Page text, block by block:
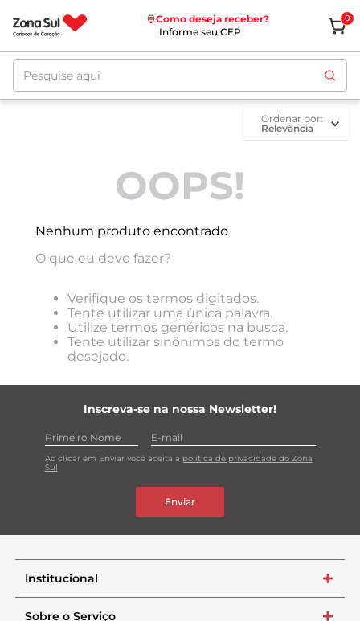
Como deseja receber?
Informe seu CEP
0
Pesquise aqui
ordenar por
Relevância
OOPS!
Nenhum produto encontrado
O que eu devo fazer?
Verifique os termos digitados.
Tente utilizar uma única palavra.
Utilize termos genéricos na busca.
Tente utilizar sinônimos do termo
desejado.
Inscreva-se na nossa Newsletter!
Ao clicar em Enviar você aceita a política de privacidade do Zona
Sul
Enviar
Institucional +
Sobre o Serviço +